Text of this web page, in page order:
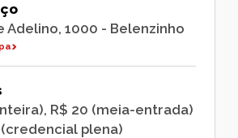
Adelino, 1000 - Belenzinho
R$ 20 (meia-entrada)
(credencial plena)